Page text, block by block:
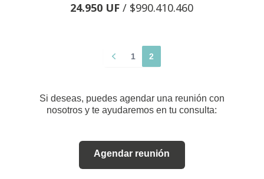
24.950 UF / $990.410.460
1 2
Si deseas, puedes agendar una reunión con
nosotros y te ayudaremos en tu consulta:
Agendar reunión